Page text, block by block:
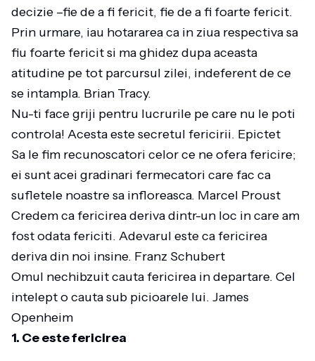
decizie –fie de a fi fericit, fie de a fi foarte fericit.
Prin urmare, iau hotararea ca in ziua respectiva sa
fiu foarte fericit si ma ghidez dupa aceasta
atitudine pe tot parcursul zilei, indeferent de ce
se intampla. Brian Tracy.
Nu-ti face griji pentru lucrurile pe care nu le poti
controla! Acesta este secretul fericirii. Epictet
Sa le fim recunoscatori celor ce ne ofera fericire;
ei sunt acei gradinari fermecatori care fac ca
sufletele noastre sa infloreasca. Marcel Proust
Credem ca fericirea deriva dintr-un loc in care am
fost odata fericiti. Adevarul este ca fericirea
deriva din noi insine. Franz Schubert
Omul nechibzuit cauta fericirea in departare. Cel
intelept o cauta sub picioarele lui. James
Openheim
1. Ce este fericirea